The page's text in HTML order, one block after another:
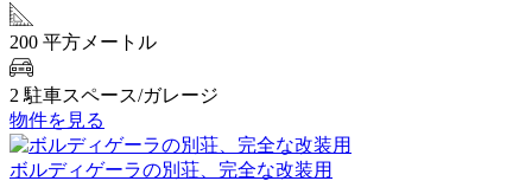
200 平方メートル
2 駐車スペース/ガレージ
物件を見る
ボルディゲーラの別荘、完全な改装用